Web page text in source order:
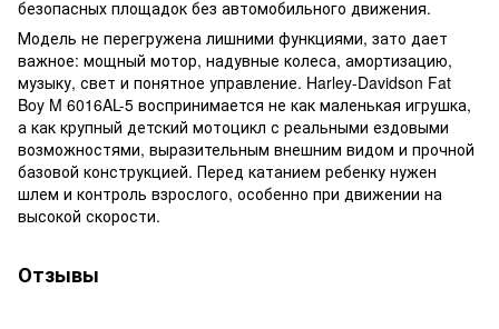
безопасных площадок без автомобильного движения.
Модель не перегружена лишними функциями, зато дает
важное: мощный мотор, надувные колеса, амортизацию,
музыку, свет и понятное управление. Harley-Davidson Fat
Boy M 6016AL-5 воспринимается не как маленькая игрушка,
а как крупный детский мотоцикл с реальными ездовыми
возможностями, выразительным внешним видом и прочной
базовой конструкцией. Перед катанием ребенку нужен
шлем и контроль взрослого, особенно при движении на
высокой скорости.
Отзывы